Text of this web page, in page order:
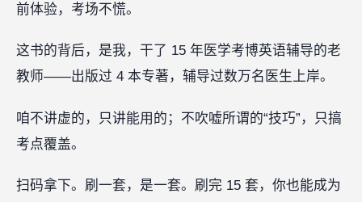
前体验，考场不慌。
这书的背后，是我，干了 15 年医学考博英语辅导的老
教师——出版过 4 本专著，辅导过数万名医生上岸。
咱不讲虚的，只讲能用的；不吹嘘所谓的“技巧”，只搞
考点覆盖。
扫码拿下。刷一套，是一套。刷完 15 套，你也能成为